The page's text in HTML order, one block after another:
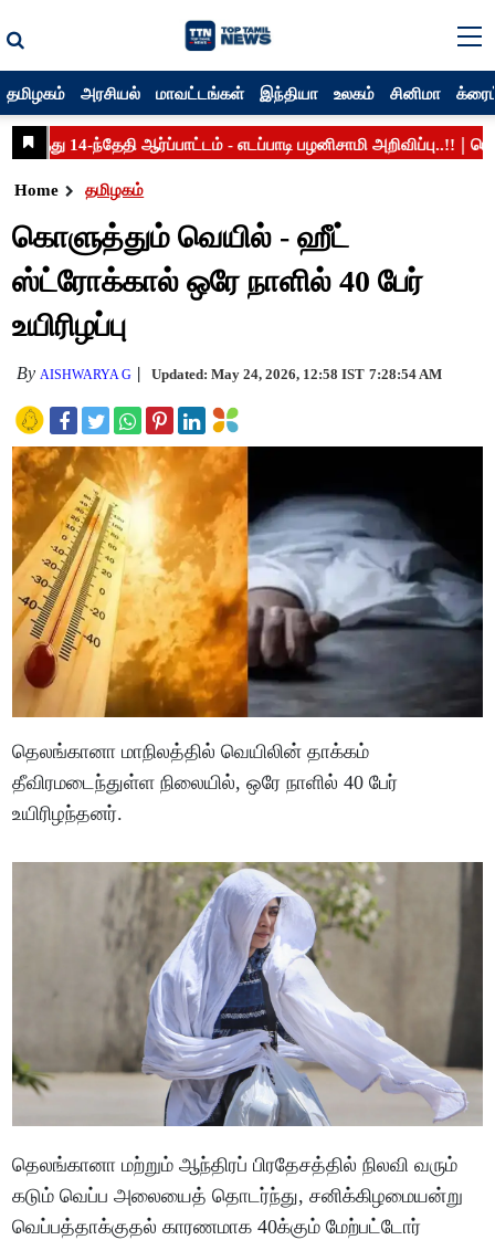
தமிழகம் அரசியல் மாவட்டங்கள் இந்தியா உலகம் சினிமா
Home தமிழகம்
கொளுத்தும் வெயில் - ஹீட்
ஸ்ட்ரோக்கால் ஒரே நாளில் 40 பேர்
உயிரிழப்பு
By AISHWARYA G Updated: May 24, 2026, 12:58 IST 7:28:54 AM
தெலங்கானா மாநிலத்தில் வெயிலின் தாக்கம்
தீவிரமடைந்துள்ள நிலையில், ஒரே நாளில் 40 பேர்
உயிரிழந்தனர்.
தெலங்கானா மற்றும் ஆந்திரப் பிரதேசத்தில் நிலவி வரும்
கடும் வெப்ப அலையைத் தொடர்ந்து, சனிக்கிழமையன்று
வெப்பத்தாக்குதல் காரணமாக 40க்கும் மேற்பட்டோர்